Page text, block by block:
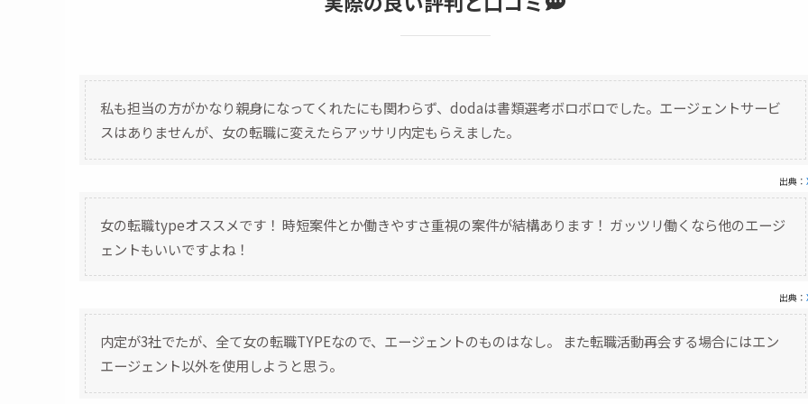
私も担当の方がかなり親身になってくれたにも関わらず、dodaは書類選考ボロボロでした。エージェントサービ
スはありませんが、女の転職に変えたらアッサリ内定もらえました。
出典：
女の転職typeオススメです！ 時短案件とか働きやすさ重視の案件が結構あります！ ガッツリ働くなら他のエージ
ェントもいいですよね！
出典：
内定が3社でたが、全て女の転職TYPEなので、エージェントのものはなし。 また転職活動再会する場合にはエン
エージェント以外を使用しようと思う。